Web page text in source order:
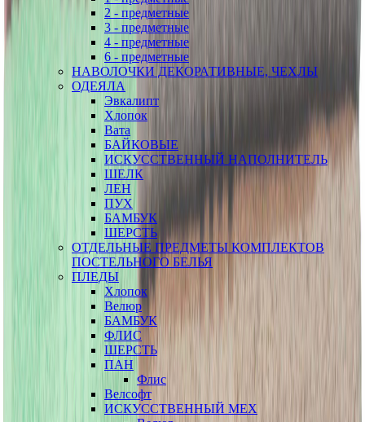
2 - предметные
3 - предметные
4 - предметные
6 - предметные
НАВОЛОЧКИ ДЕКОРАТИВНЫЕ, ЧЕХЛЫ
ОДЕЯЛА
Эвкалипт
Хлопок
Вата
БАЙКОВЫЕ
ИСКУССТВЕННЫЙ НАПОЛНИТЕЛЬ
ШЕЛК
ЛЕН
ПУХ
БАМБУК
ШЕРСТЬ
ОТДЕЛЬНЫЕ ПРЕДМЕТЫ КОМПЛЕКТОВ
ПОСТЕЛЬНОГО БЕЛЬЯ
ПЛЕДЫ
Хлопок
Велюр
БАМБУК
ФЛИС
ШЕРСТЬ
ПАН
Флис
Велсофт
ИСКУССТВЕННЫЙ МЕХ